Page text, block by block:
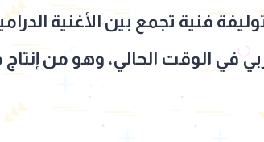
فنية تجمع بين الأغنية
في الوقت الحالي، وهو من